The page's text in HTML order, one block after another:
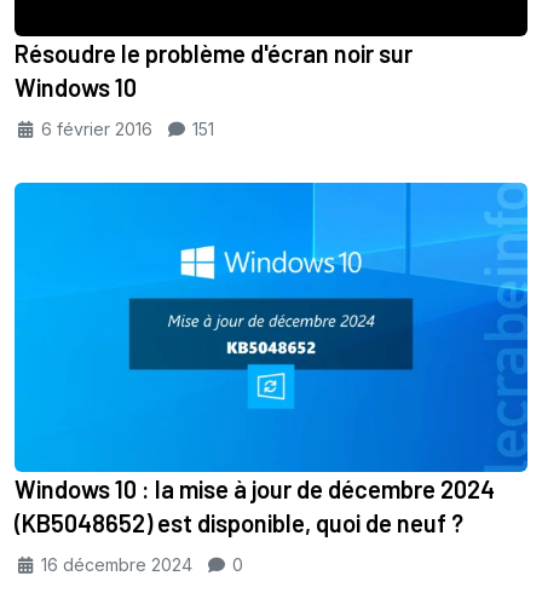
Résoudre le problème d'écran noir sur
Windows 10
6 février 2016 151
Windows 10 : la mise à jour de décembre 2024
(KB5048652) est disponible, quoi de neuf ?
16 décembre 2024 0